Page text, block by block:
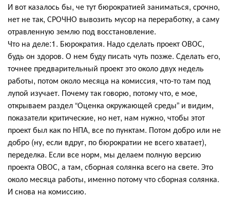
И вот казалось бы, че тут бюрократией заниматься, срочно,
нет не так, СРОЧНО вывозить мусор на переработку, а саму
отравленную землю под восстановление.
Что на деле:1. Бюрократия. Надо сделать проект ОВОС,
будь он здоров. О нем буду писать чуть позже. Сделать его,
точнее предварительный проект это около двух недель
работы, потом около месяца на комиссия, что-то там под
лупой изучает. Почему так говорю, потому что, е мое,
открываем раздел “Оценка окружающей среды” и видим,
показатели критические, но нет, нам нужно, чтобы этот
проект был как по НПА, все по пунктам. Потом добро или не
добро (ну, если вдруг, по бюрократии не всего хватает),
переделка. Если все норм, мы делаем полную версию
проекта ОВОС, а там, сборная солянка всего на свете. Это
около месяца работы, именно потому что сборная солянка.
И снова на комиссию.